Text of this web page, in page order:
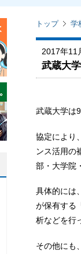
トップ 学
2017年11
武蔵大
武蔵大学は
協定により
ンス活用の
部・大学院
具体的には
が保有する
析などを行
その他にも